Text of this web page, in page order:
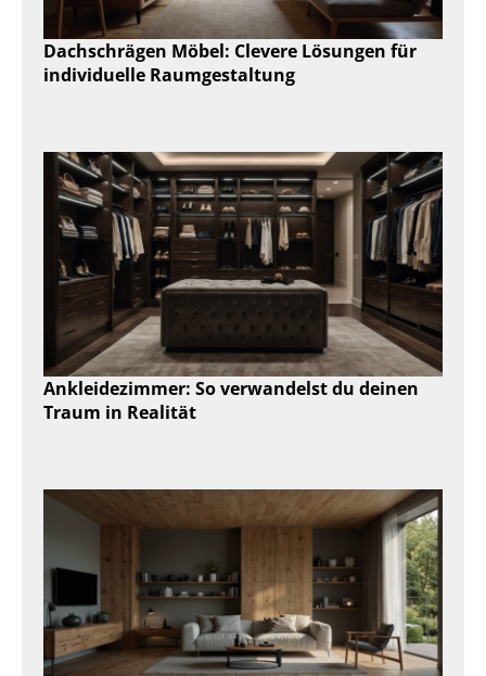
Dachschrägen Möbel: Clevere Lösungen für
individuelle Raumgestaltung
Ankleidezimmer: So verwandelst du deinen
Traum in Realität